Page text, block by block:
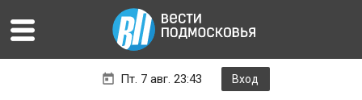
Пт. 7 авг. 23:43 Вход